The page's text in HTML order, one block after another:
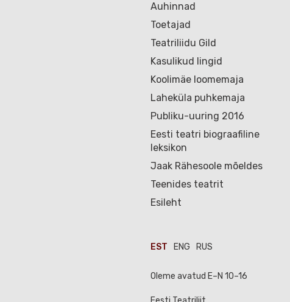
Auhinnad
Toetajad
Teatriliidu Gild
Kasulikud lingid
Koolimäe loomemaja
Laheküla puhkemaja
Publiku-uuring 2016
Eesti teatri biograafiline
leksikon
Jaak Rähesoole mõeldes
Teenides teatrit
Esileht
EST ENG RUS
Oleme avatud E–N 10–16